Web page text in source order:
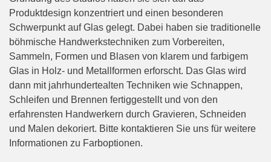
Produktdesign konzentriert und einen besonderen
Schwerpunkt auf Glas gelegt. Dabei haben sie traditionelle
böhmische Handwerkstechniken zum Vorbereiten,
Sammeln, Formen und Blasen von klarem und farbigem
Glas in Holz- und Metallformen erforscht. Das Glas wird
dann mit jahrhundertealten Techniken wie Schnappen,
Schleifen und Brennen fertiggestellt und von den
erfahrensten Handwerkern durch Gravieren, Schneiden
und Malen dekoriert. Bitte kontaktieren Sie uns für weitere
Informationen zu Farboptionen.